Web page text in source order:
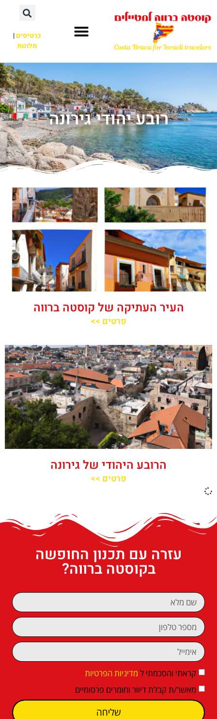
כרטיסים|
מלונות
רובע יהודי גירונה
העיר העתיקה של קוסטה ברווה
פרטים >>
הרובע היהודי של גירונה
פרטים >>
עזרה עם תכנון החופשה
בקוסטה ברווה?
קראתי והסכמתי ל מדיניות הפרטיות
מאשר/ת קבלת דיוור וחומרים פרסומיים
שליחה